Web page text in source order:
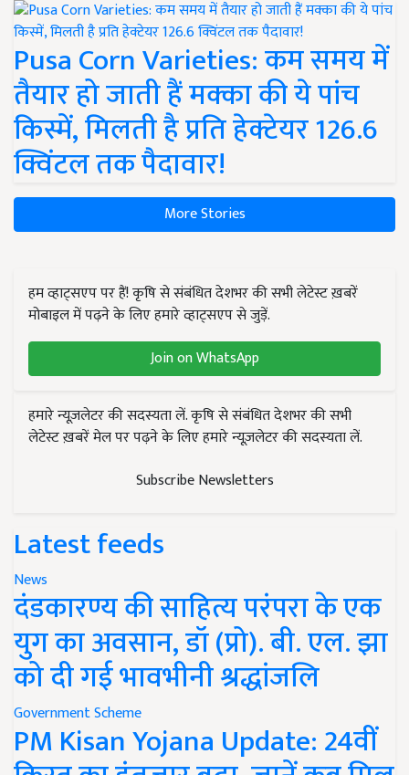
Pusa Corn Varieties: कम समय में
तैयार हो जाती हैं मक्का की ये पांच
किस्में, मिलती है प्रति हेक्टेयर 126.6
क्विंटल तक पैदावार!
More Stories
हम व्हाट्सएप पर हैं! कृषि से संबंधित देशभर की सभी लेटेस्ट ख़बरें
मोबाइल में पढ़ने के लिए हमारे व्हाट्सएप से जुड़ें.
Join on WhatsApp
हमारे न्यूज़लेटर की सदस्यता लें. कृषि से संबंधित देशभर की सभी
लेटेस्ट ख़बरें मेल पर पढ़ने के लिए हमारे न्यूज़लेटर की सदस्यता लें.
Subscribe Newsletters
Latest feeds
News
दंडकारण्य की साहित्य परंपरा के एक
युग का अवसान, डॉ (प्रो). बी. एल. झा
को दी गई भावभीनी श्रद्धांजलि
Government Scheme
PM Kisan Yojana Update: 24वीं